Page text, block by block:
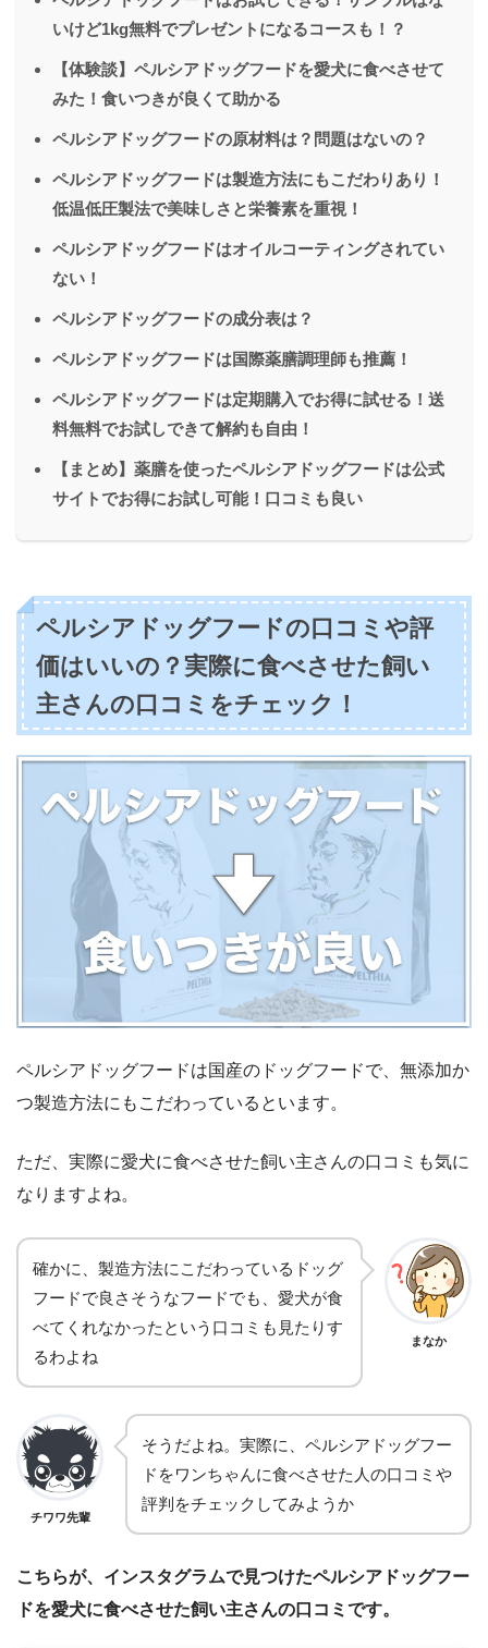
いけど1kg無料でプレゼントになるコースも！？
【体験談】ペルシアドッグフードを愛犬に食べさせて
みた！食いつきが良くて助かる
ペルシアドッグフードの原材料は？問題はないの？
ペルシアドッグフードは製造方法にもこだわりあり！
低温低圧製法で美味しさと栄養素を重視！
ペルシアドッグフードはオイルコーティングされてい
ない！
ペルシアドッグフードの成分表は？
ペルシアドッグフードは国際薬膳調理師も推薦！
ペルシアドッグフードは定期購入でお得に試せる！送
料無料でお試しできて解約も自由！
【まとめ】薬膳を使ったペルシアドッグフードは公式
サイトでお得にお試し可能！口コミも良い
ペルシアドッグフードの口コミや評
価はいいの？実際に食べさせた飼い
主さんの口コミをチェック！
ペルシアドッグフードは国産のドッグフードで、無添加か
つ製造方法にもこだわっているといます。
ただ、実際に愛犬に食べさせた飼い主さんの口コミも気に
なりますよね。
確かに、製造方法にこだわっているドッグ
フードで良さそうなフードでも、愛犬が食
べてくれなかったという口コミも見たりす
るわよね
まなか
チワワ先輩
そうだよね。実際に、ペルシアドッグフー
ドをワンちゃんに食べさせた人の口コミや
評判をチェックしてみようか
こちらが、インスタグラムで見つけたペルシアドッグフー
ドを愛犬に食べさせた飼い主さんの口コミです。